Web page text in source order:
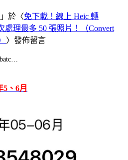
」於〈免下載！線上 Heic 轉
處理最多 50 張照片！（Convert
〉發佈留言
、6月